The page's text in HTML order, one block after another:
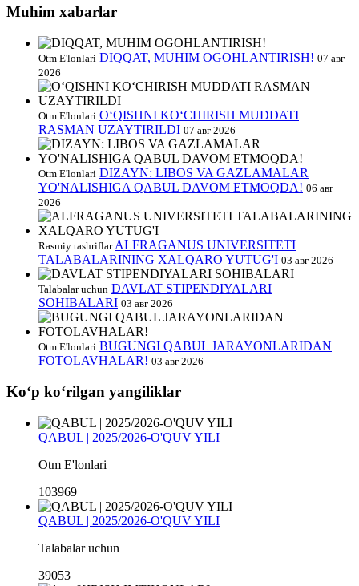
Muhim xabarlar
Otm E'lonlari DIQQAT, MUHIM OGOHLANTIRISH! 07 авг
2026
Otm E'lonlari O‘QISHNI KO‘CHIRISH MUDDATI
RASMAN UZAYTIRILDI 07 авг 2026
Otm E'lonlari DIZAYN: LIBOS VA GAZLAMALAR
YO'NALISHIGA QABUL DAVOM ETMOQDA! 06 авг
2026
Rasmiy tashriflar ALFRAGANUS UNIVERSITETI
TALABALARINING XALQARO YUTUG'I 03 авг 2026
Talabalar uchun DAVLAT STIPENDIYALARI
SOHIBALARI 03 авг 2026
Otm E'lonlari BUGUNGI QABUL JARAYONLARIDAN
FOTOLAVHALAR! 03 авг 2026
Koʻp koʻrilgan yangiliklar
QABUL | 2025/2026-O'QUV YILI
Otm E'lonlari
103969
QABUL | 2025/2026-O'QUV YILI
Talabalar uchun
39053